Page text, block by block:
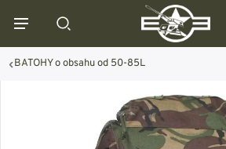
BATOHY o obsahu od 50-85L